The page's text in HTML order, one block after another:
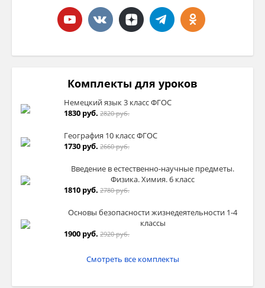
Комплекты для уроков
Немецкий язык 3 класс ФГОС
1830 руб. 2820 руб.
География 10 класс ФГОС
1730 руб. 2660 руб.
Введение в естественно-научные предметы.
Физика. Химия. 6 класс
1810 руб. 2780 руб.
Основы безопасности жизнедеятельности 1-4
классы
1900 руб. 2920 руб.
Смотреть все комплекты